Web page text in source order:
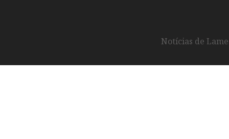
Notícias de